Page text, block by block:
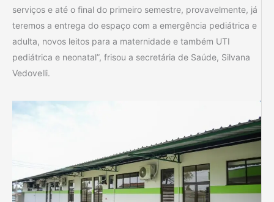
serviços e até o final do primeiro semestre, provavelmente, já
teremos a entrega do espaço com a emergência pediátrica e
adulta, novos leitos para a maternidade e também UTI
pediátrica e neonatal”, frisou a secretária de Saúde, Silvana
Vedovelli.